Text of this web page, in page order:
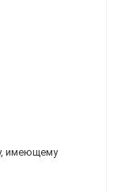
имеющему